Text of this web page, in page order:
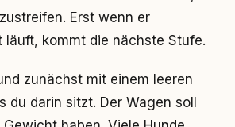
Erst wenn er
läuft, kommt die nächste Stufe.
zunächst mit einem leeren
du darin sitzt. Der Wagen soll